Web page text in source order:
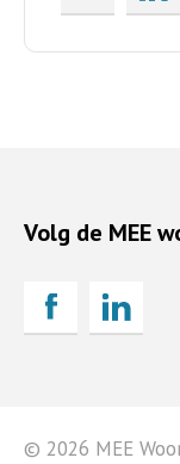
Volg de MEE
© 2026 MEE